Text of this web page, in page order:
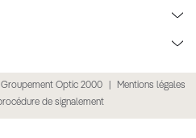
magasin
Groupement Optic 2000
Mentions légales
de signalement